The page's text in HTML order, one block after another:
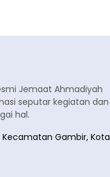
Jemaat Ahmadiyah
seputar kegiatan dan
hal.
Kecamatan Gambir, Kota